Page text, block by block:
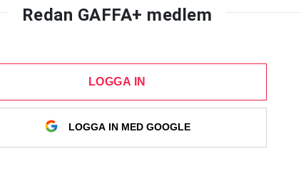
Redan GAFFA+ medlem
LOGGA IN
LOGGA IN MED GOOGLE